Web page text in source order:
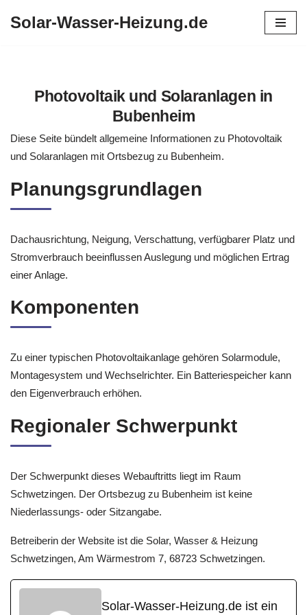
Solar-Wasser-Heizung.de
Photovoltaik und Solaranlagen in
Bubenheim
Diese Seite bündelt allgemeine Informationen zu Photovoltaik
und Solaranlagen mit Ortsbezug zu Bubenheim.
Planungsgrundlagen
Dachausrichtung, Neigung, Verschattung, verfügbarer Platz und
Stromverbrauch beeinflussen Auslegung und möglichen Ertrag
einer Anlage.
Komponenten
Zu einer typischen Photovoltaikanlage gehören Solarmodule,
Montagesystem und Wechselrichter. Ein Batteriespeicher kann
den Eigenverbrauch erhöhen.
Regionaler Schwerpunkt
Der Schwerpunkt dieses Webauftritts liegt im Raum
Schwetzingen. Der Ortsbezug zu Bubenheim ist keine
Niederlassungs- oder Sitzangabe.
Betreiberin der Website ist die Solar, Wasser & Heizung
Schwetzingen, Am Wärmestrom 7, 68723 Schwetzingen.
Solar-Wasser-Heizung.de ist ein